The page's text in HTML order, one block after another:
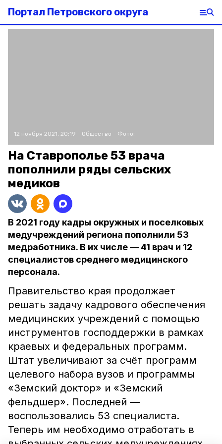
Портал Петровского округа
12 ноября 2021, 20:19 Общество Фото:
На Ставрополье 53 врача
пополнили ряды сельских
медиков
В 2021 году кадры окружных и поселковых
медучреждений региона пополнили 53
медработника. В их числе — 41 врач и 12
специалистов среднего медицинского
персонала.
Правительство края продолжает
решать задачу кадрового обеспечения
медицинских учреждений с помощью
инструментов господдержки в рамках
краевых и федеральных программ.
Штат увеличивают за счёт программ
целевого набора вузов и программы
«Земский доктор» и «Земский
фельдшер». Последней —
воспользовались 53 специалиста.
Теперь им необходимо отработать в